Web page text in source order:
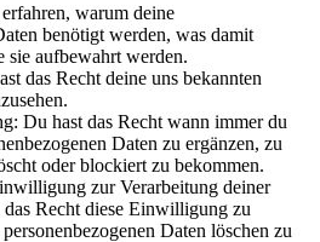
warum deine
benötigt werden, was damit
sie aufbewahrt werden.
das Recht deine uns bekannten
Du hast das Recht wann immer du
Daten zu ergänzen, zu
oder blockiert zu bekommen.
zur Verarbeitung deiner
das Recht diese Einwilligung zu
Daten löschen zu